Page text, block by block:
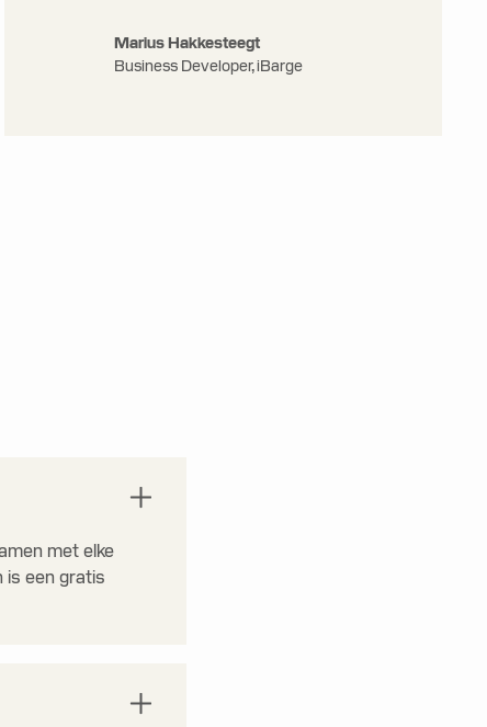
Marius Hakkesteegt
Business Developer, iBarge
met elke
is een gratis